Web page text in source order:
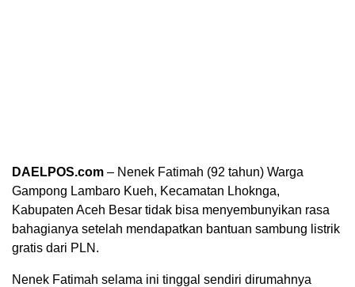
DAELPOS.com – Nenek Fatimah (92 tahun) Warga
Gampong Lambaro Kueh, Kecamatan Lhoknga,
Kabupaten Aceh Besar tidak bisa menyembunyikan rasa
bahagianya setelah mendapatkan bantuan sambung listrik
gratis dari PLN.
Nenek Fatimah selama ini tinggal sendiri dirumahnya